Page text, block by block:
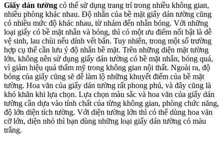
Giấy dán tường có thể sử dụng trang trí trong nhiều không gian,
nhiều phòng khác nhau. Độ nhẵn của bề mặt giấy dán tường cũng
có nhiều mức độ khác nhau, từ nhám đến nhẵn bóng. Với những
loại giấy có bề mặt nhẵn và bóng, thì có một ưu điểm nổi bật là dễ
vệ sinh, lau chùi nếu dính vết bẩn. Tuy nhiên, trong một số trường
hợp cụ thể cần lưu ý độ nhẵn bề mặt. Trên những diện mặt tường
lớn, không nên sử dụng giấy dán tường có bề mặt nhẵn, bóng quá,
vì giảm hiệu quả thẩm mỹ trong không gian nội thất. Ngoài ra, độ
bóng của giấy cũng sẽ dễ làm lộ những khuyết điểm của bề mặt
tường. Hoa văn của giấy dán tường rất phong phú, và đây cũng là
khó khăn khi lựa chọn. Lựa chọn màu sắc và hoa văn của giấy dán
tường cần dựa vào tính chất của từng không gian, phòng chức năng,
độ lớn diện tích tường. Với diện tường lớn thì có thể dùng hoa văn
cỡ lớn, diện nhỏ thì bạn dùng những loại giấy dán tường có màu
trắng.